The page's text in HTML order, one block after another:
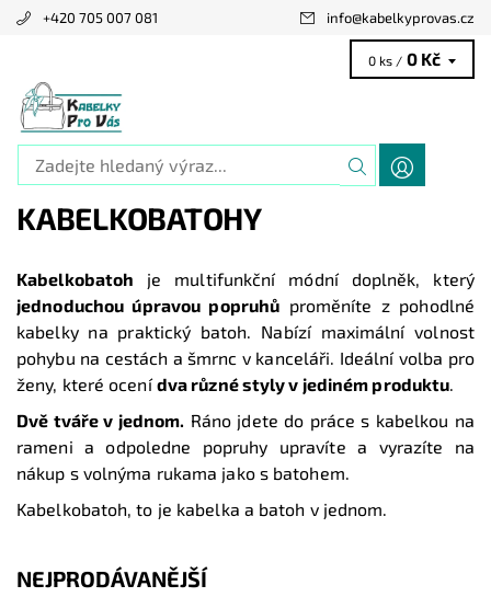
+420 705 007 081 info@kabelkyprovas.cz
0 ks / 0 Kč
KABELKOBATOHY
Kabelkobatoh je multifunkční módní doplněk, který
jednoduchou úpravou popruhů proměníte z pohodlné
kabelky na praktický batoh. Nabízí maximální volnost
pohybu na cestách a šmrnc v kanceláři. Ideální volba pro
ženy, které ocenídva různé styly v jediném produktu.
Dvě tváře v jednom. Ráno jdete do práce s kabelkou na
rameni a odpoledne popruhy upravíte a vyrazíte na
nákup s volnýma rukama jako s batohem.
Kabelkobatoh, to je kabelka a batoh v jednom.
NEJPRODÁVANĚJŠÍ